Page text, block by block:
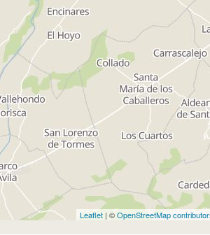
Leaflet | ©OpenStreetMap